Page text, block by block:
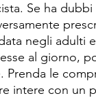
Se ha
negli adulti
al giorno,
Prenda le
intere con un